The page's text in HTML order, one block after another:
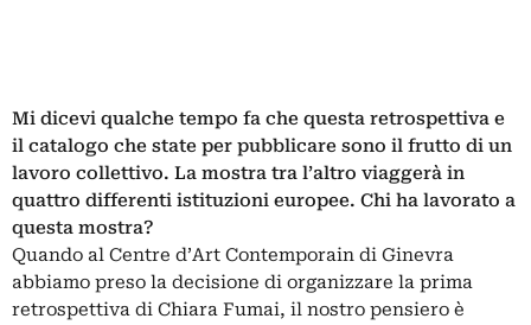
Mi dicevi qualche tempo fa che questa retrospettiva e
il catalogo che state per pubblicare sono il frutto di un
lavoro collettivo. La mostra tra l’altro viaggerà in
quattro differenti istituzioni europee. Chi ha lavorato a
questa mostra?
Quando al Centre d’Art Contemporain di Ginevra
abbiamo preso la decisione di organizzare la prima
retrospettiva di Chiara Fumai, il nostro pensiero è